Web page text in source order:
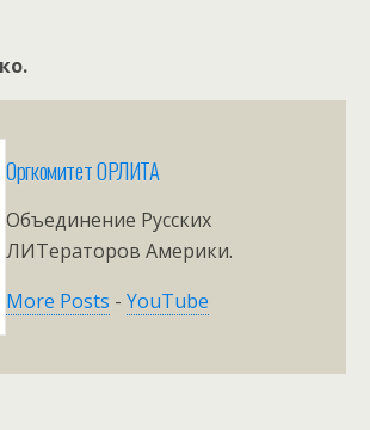
Оргкомитет ОРЛИТА
Объединение Русских
ЛИТераторов Америки.
More Posts -YouTube